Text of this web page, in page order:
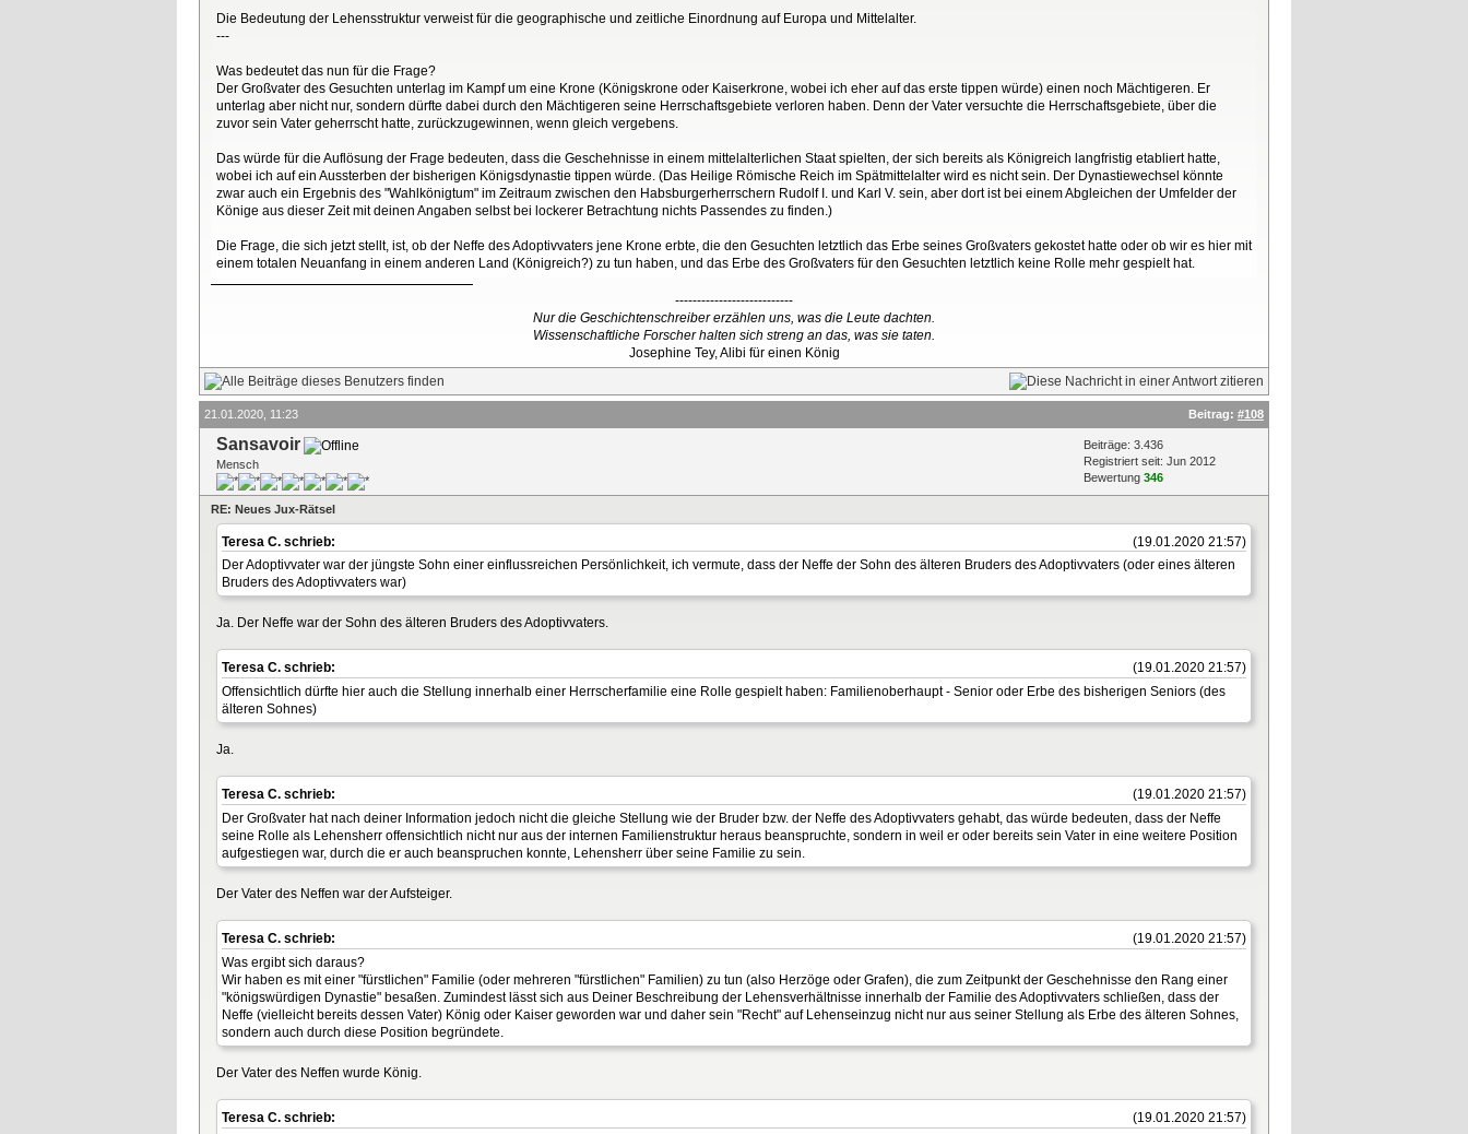
Die Bedeutung der Lehensstruktur verweist für die geographische und zeitliche Einordnung auf Europa und Mittelalter.
---
Was bedeutet das nun für die Frage?
Der Großvater des Gesuchten unterlag im Kampf um eine Krone (Königskrone oder Kaiserkrone, wobei ich eher auf das erste tippen würde) einen noch Mächtigeren. Er
unterlag aber nicht nur, sondern dürfte dabei durch den Mächtigeren seine Herrschaftsgebiete verloren haben. Denn der Vater versuchte die Herrschaftsgebiete, über die
zuvor sein Vater geherrscht hatte, zurückzugewinnen, wenn gleich vergebens.
Das würde für die Auflösung der Frage bedeuten, dass die Geschehnisse in einem mittelalterlichen Staat spielten, der sich bereits als Königreich langfristig etabliert hatte,
wobei ich auf ein Aussterben der bisherigen Königsdynastie tippen würde. (Das Heilige Römische Reich im Spätmittelalter wird es nicht sein. Der Dynastiewechsel könnte
zwar auch ein Ergebnis des "Wahlkönigtum" im Zeitraum zwischen den Habsburgerherrschern Rudolf I. und Karl V. sein, aber dort ist bei einem Abgleichen der Umfelder der
Könige aus dieser Zeit mit deinen Angaben selbst bei lockerer Betrachtung nichts Passendes zu finden.)
Die Frage, die sich jetzt stellt, ist, ob der Neffe des Adoptivvaters jene Krone erbte, die den Gesuchten letztlich das Erbe seines Großvaters gekostet hatte oder ob wir es hier mit
einem totalen Neuanfang in einem anderen Land (Königreich?) zu tun haben, und das Erbe des Großvaters für den Gesuchten letztlich keine Rolle mehr gespielt hat.
---------------------------
Nur die Geschichtenschreiber erzählen uns, was die Leute dachten.
Wissenschaftliche Forscher halten sich streng an das, was sie taten.
Josephine Tey, Alibi für einen König
21.01.2020, 11:23 Beitrag: #108
Sansavoir
Mensch
Beiträge: 3.436
Registriert seit: Jun 2012
Bewertung 346
RE: Neues Jux-Rätsel
(19.01.2020 21:57)
Teresa C. schrieb:
Der Adoptivvater war der jüngste Sohn einer einflussreichen Persönlichkeit, ich vermute, dass der Neffe der Sohn des älteren Bruders des Adoptivvaters (oder eines älteren
Bruders des Adoptivvaters war)
Ja. Der Neffe war der Sohn des älteren Bruders des Adoptivvaters.
(19.01.2020 21:57)
Teresa C. schrieb:
Offensichtlich dürfte hier auch die Stellung innerhalb einer Herrscherfamilie eine Rolle gespielt haben: Familienoberhaupt - Senior oder Erbe des bisherigen Seniors (des
älteren Sohnes)
Ja.
(19.01.2020 21:57)
Teresa C. schrieb:
Der Großvater hat nach deiner Information jedoch nicht die gleiche Stellung wie der Bruder bzw. der Neffe des Adoptivvaters gehabt, das würde bedeuten, dass der Neffe
seine Rolle als Lehensherr offensichtlich nicht nur aus der internen Familienstruktur heraus beanspruchte, sondern in weil er oder bereits sein Vater in eine weitere Position
aufgestiegen war, durch die er auch beanspruchen konnte, Lehensherr über seine Familie zu sein.
Der Vater des Neffen war der Aufsteiger.
(19.01.2020 21:57)
Teresa C. schrieb:
Was ergibt sich daraus?
Wir haben es mit einer "fürstlichen" Familie (oder mehreren "fürstlichen" Familien) zu tun (also Herzöge oder Grafen), die zum Zeitpunkt der Geschehnisse den Rang einer
"königswürdigen Dynastie" besaßen. Zumindest lässt sich aus Deiner Beschreibung der Lehensverhältnisse innerhalb der Familie des Adoptivvaters schließen, dass der
Neffe (vielleicht bereits dessen Vater) König oder Kaiser geworden war und daher sein "Recht" auf Lehenseinzug nicht nur aus seiner Stellung als Erbe des älteren Sohnes,
sondern auch durch diese Position begründete.
Der Vater des Neffen wurde König.
(19.01.2020 21:57)
Teresa C. schrieb: